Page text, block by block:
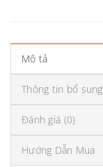
Mô tả
Thông tin bổ sung
Đánh giá (0)
Hướng Dẫn Mua